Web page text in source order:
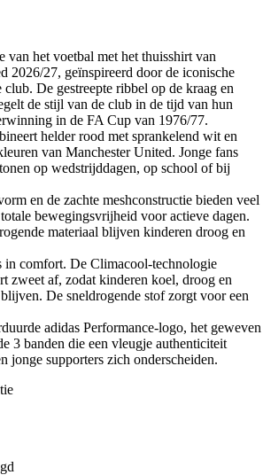
van het voetbal met het thuisshirt van
2026/27, geïnspireerd door de iconische
club. De gestreepte ribbel op de kraag en
de stijl van de club in de tijd van hun
in de FA Cup van 1976/77.
helder rood met sprankelend wit en
van Manchester United. Jonge fans
op wedstrijddagen, op school of bij
en de zachte meshconstructie bieden veel
bewegingsvrijheid voor actieve dagen.
materiaal blijven kinderen droog en
in comfort. De Climacool-technologie
zweet af, zodat kinderen koel, droog en
De sneldrogende stof zorgt voor een
adidas Performance-logo, het geweven
3 banden die een vleugje authenticiteit
jonge supporters zich onderscheiden.